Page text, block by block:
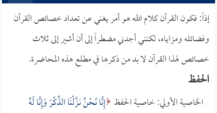
إذاً: فكون القرآن كلام الله هو أمر يغني عن تعداد خصائص القرآن
وفضائله ومزاياه، لكنني أجدني مضطراً إلى أن أشير إلى ثلاث
خصائص لهذا القرآن لا بد من ذكرها في مطلع هذه المحاضرة.
الحفظ
الخاصية الأولي: خاصية الحفظ إِنَّا نَحْنُ نـزَّلْنَا الذِّكْرَ وَإِنَّا لَهُ